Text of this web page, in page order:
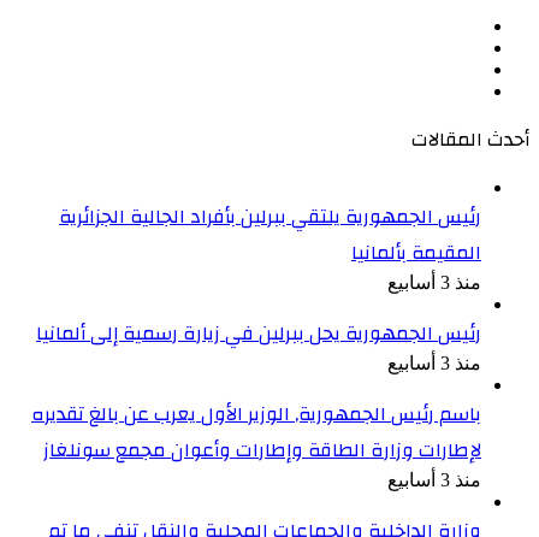
أحدث المقالات
رئيس الجمهورية يلتقي ببرلين بأفراد الجالية الجزائرية
المقيمة بألمانيا
منذ 3 أسابيع
رئيس الجمهورية يحل ببرلين في زيارة رسمية إلى ألمانيا
منذ 3 أسابيع
باسم رئيس الجمهورية, الوزير الأول يعرب عن بالغ تقديره
لإطارات وزارة الطاقة وإطارات وأعوان مجمع سونلغاز
منذ 3 أسابيع